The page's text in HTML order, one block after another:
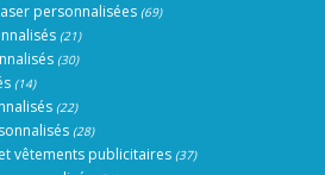
personnalisées (69)
(21)
(30)
(14)
(22)
(28)
vêtements publicitaires (37)